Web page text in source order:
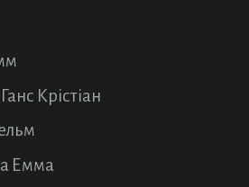
Крістіан
Емма